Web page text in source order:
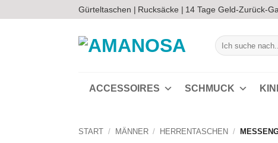
Inhalt
Gürteltaschen | Rucksäcke | 14 Tage Geld-Zurück-
Suchen
nach:
ACCESSOIRES SCHMUCK
START / MÄNNER / HERRENTASCHEN /